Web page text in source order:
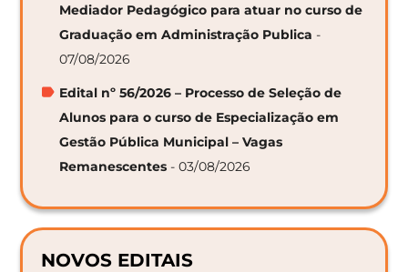
Mediador Pedagógico para atuar no curso de
Graduação em Administração Publica -
07/08/2026
Edital nº 56/2026 – Processo de Seleção de
Alunos para o curso de Especialização em
Gestão Pública Municipal – Vagas
Remanescentes - 03/08/2026
NOVOS EDITAIS